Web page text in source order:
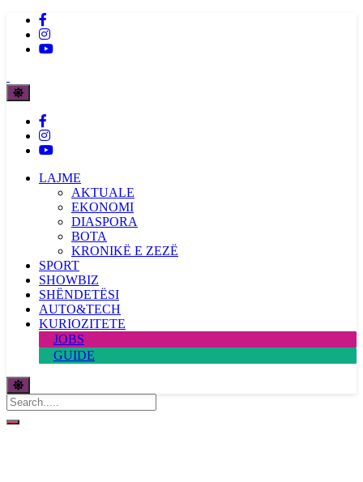
LAJME
AKTUALE
EKONOMI
DIASPORA
BOTA
KRONIKË E ZEZË
SPORT
SHOWBIZ
SHËNDETËSI
AUTO&TECH
KURIOZITETE
JOBS
GUIDE